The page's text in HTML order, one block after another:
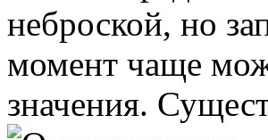
неброской, но
момент чаще
значения.